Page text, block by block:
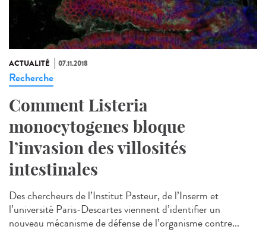
ACTUALITÉ 07.11.2018
Recherche
Comment Listeria
monocytogenes bloque
l’invasion des villosités
intestinales
Des chercheurs de l’Institut Pasteur, de l’Inserm et
l’université Paris-Descartes viennent d’identifier un
nouveau mécanisme de défense de l’organisme contre...